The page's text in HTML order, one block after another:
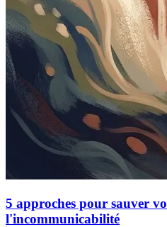
5 approches pour sauver
l'incommunicabilité